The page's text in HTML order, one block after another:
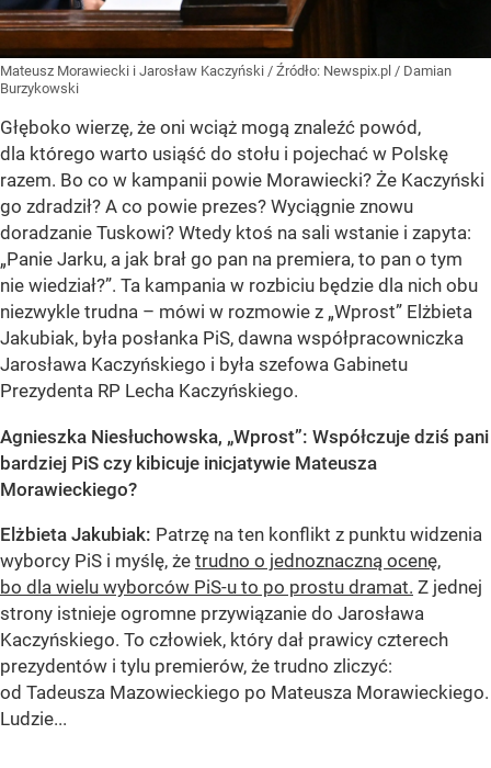
Mateusz Morawiecki i Jarosław Kaczyński / Źródło: Newspix.pl / Damian
Burzykowski
Głęboko wierzę, że oni wciąż mogą znaleźć powód,
dla którego warto usiąść do stołu i pojechać w Polskę
razem. Bo co w kampanii powie Morawiecki? Że Kaczyński
go zdradził? A co powie prezes? Wyciągnie znowu
doradzanie Tuskowi? Wtedy ktoś na sali wstanie i zapyta:
„Panie Jarku, a jak brał go pan na premiera, to pan o tym
nie wiedział?”. Ta kampania w rozbiciu będzie dla nich obu
niezwykle trudna – mówi w rozmowie z „Wprost” Elżbieta
Jakubiak, była posłanka PiS, dawna współpracowniczka
Jarosława Kaczyńskiego i była szefowa Gabinetu
Prezydenta RP Lecha Kaczyńskiego.
Agnieszka Niesłuchowska, „Wprost”: Współczuje dziś pani
bardziej PiS czy kibicuje inicjatywie Mateusza
Morawieckiego?
Elżbieta Jakubiak: Patrzę na ten konflikt z punktu widzenia
wyborcy PiS i myślę, że trudno o jednoznaczną ocenę,
bo dla wielu wyborców PiS-u to po prostu dramat. Z jednej
strony istnieje ogromne przywiązanie do Jarosława
Kaczyńskiego. To człowiek, który dał prawicy czterech
prezydentów i tylu premierów, że trudno zliczyć:
od Tadeusza Mazowieckiego po Mateusza Morawieckiego.
Ludzie...